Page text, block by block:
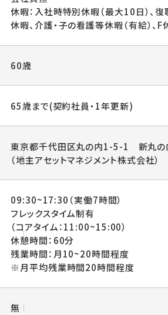
休暇：入社時特別休暇（最大10日）、
休暇、介護・子の看護等休暇（有給）、F
60歳
65歳まで(契約社員・1年更新)
東京都千代田区丸の内1-5-1 新丸の
（地主アセットマネジメント株式会社）
09:30~17:30（実働7時間）
フレックスタイム制有
（コアタイム：11:00~15:00）
休憩時間：60分
残業時間：月10~20時間程度
※月平均残業時間20時間程度
無